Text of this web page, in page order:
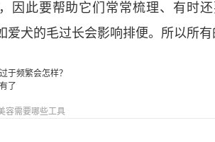
因此要帮助它们常常梳理、有时
爱犬的毛过长会影响排便。所以所有
于频繁会怎样？
了
容需要哪些工具